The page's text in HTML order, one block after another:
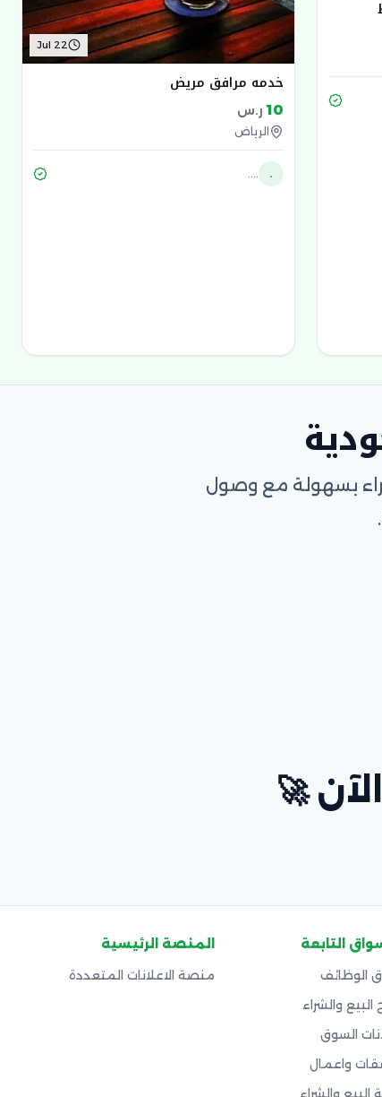
Jul 22
خدمه مرافق مريض
10 ر.س
الرياض
.
بسهولة مع وصول
🚀
التابعة
الوظائف
البيع والشراء
السوق
واعمال
البيع والشراء
المنصة الرئيسية
منصة الاعلانات المتعددة